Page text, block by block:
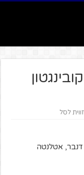
לסל
דנבר, אטלנטה